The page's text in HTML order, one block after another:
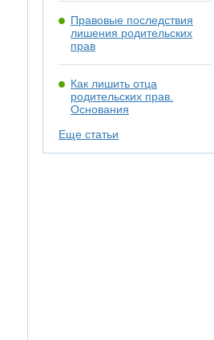
Правовые последствия
лишения родительских
прав
Как лишить отца
родительских прав.
Основания
Еще статьи